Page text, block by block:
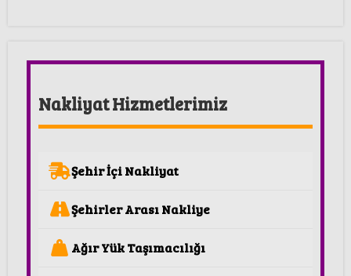
Bölge:Veliefendi Mahallesi, Saha Yolu Sk.,
Bölge:İnönü Mahallesi, Üniversite Yolu.,
No:7 - 34854-Ataşehir - İstanbul
İletişim Hattı: 0541 407 3035
Kamyon ve Kamyonet
Nakliyat Hizmetlerimiz
Şehir İçi Nakliyat
Şehirler Arası Nakliye
Ağır Yük Taşımacılığı